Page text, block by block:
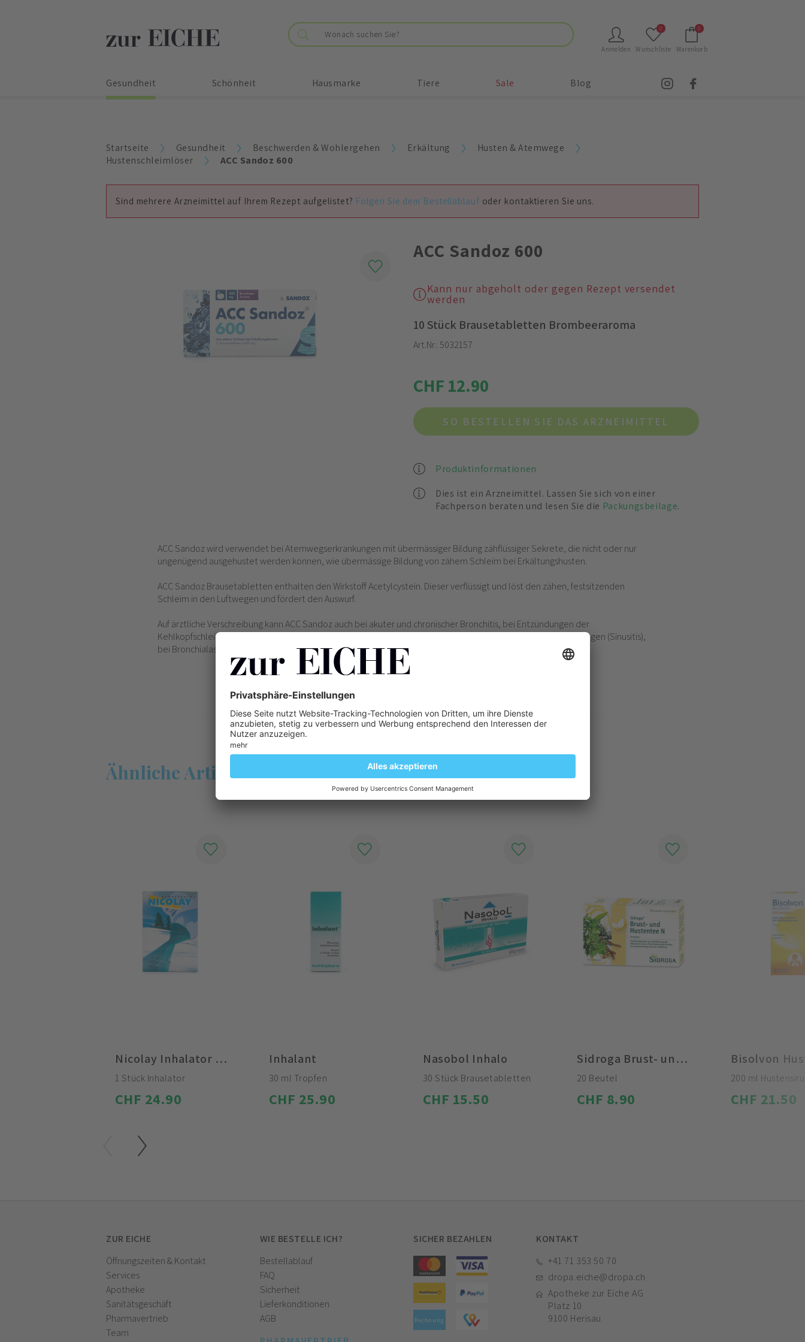
Anmelden
0
Wunschliste
0
Warenkorb
Gesundheit Schönheit Hausmarke Tiere Sale Blog
Startseite Gesundheit Beschwerden & Wohlergehen Erkältung
Husten & Atemwege
Hustenschleimlöser
ACC Sandoz 600
Sind mehrere Arzneimittel auf Ihrem Rezept aufgelistet? Folgen Sie dem Bestellablauf oder kontaktieren Sie uns.
ACC Sandoz 600
Kann nur abgeholt oder gegen Rezept versendet
werden
10 Stück Brausetabletten Brombeeraroma
Art.Nr.:5032157
CHF 12.90
SO BESTELLEN SIE DAS ARZNEIMITTEL
Produktinformationen
Dies ist ein Arzneimittel. Lassen Sie sich von einer
Fachperson beraten und lesen Sie die Packungsbeilage.
ACC Sandoz wird verwendet bei Atemwegserkrankungen mit übermässiger Bildung zähflüssiger Sekrete, die nicht oder nur
ungenügend ausgehustet werden können, wie übermässige Bildung von zähem Schleim bei Erkältungshusten.
ACC Sandoz Brausetabletten enthalten den Wirkstoff Acetylcystein. Dieser verflüssigt und löst den zähen, festsitzenden
Schleim in den Luftwegen und fördert den Auswurf.
Auf ärztliche Verschreibung kann ACC Sandoz auch bei akuter und chronischer Bronchitis, bei Entzündungen der
Kehlkopfschleimhaut (Laryngitis) und der Luftröhrenschleimhaut (Tracheitis), bei Nasennebenhöhlenentzündungen (Sinusitis),
bei Bronchialasthma sowie als Zusatzbehandlung bei zystischer Fibrose (Mukoviszidose) verwendet werden.
Ähnliche Artikel
Nicolay Inhalator Plastik
1 Stück Inhalator
CHF 24.90
Inhalant
30 ml Tropfen
CHF 25.90
Nasobol Inhalo
30 Stück Brausetabletten
CHF 15.50
Sidroga Brust- und Hustentee N
20 Beutel
CHF 8.90
200 ml
CHF 21.50
KONTAKT
+41 71 353 50 70
dropa.eiche@dropa.ch
Apotheke zur Eiche AG
Platz 10
9100 Herisau
ZUR EICHE
Öffnungszeiten & Kontakt
Services
Apotheke
Sanitätsgeschäft
Pharmavertrieb
Team
WIE BESTELLE ICH?
Bestellablauf
FAQ
Sicherheit
Lieferkonditionen
AGB
SICHER BEZAHLEN
Rechnung